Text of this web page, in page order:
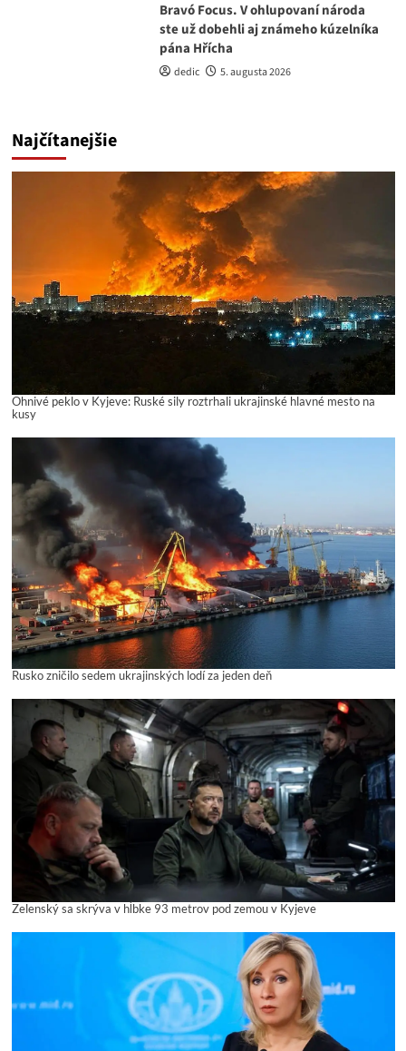
Bravó Focus. V ohlupovaní národa
ste už dobehli aj známeho kúzelníka
pána Hřícha
dedic 5. augusta 2026
Najčítanejšie
Ohnivé peklo v Kyjeve: Ruské sily roztrhali ukrajinské hlavné mesto na
kusy
Rusko zničilo sedem ukrajinských lodí za jeden deň
Zelenský sa skrýva v hĺbke 93 metrov pod zemou v Kyjeve